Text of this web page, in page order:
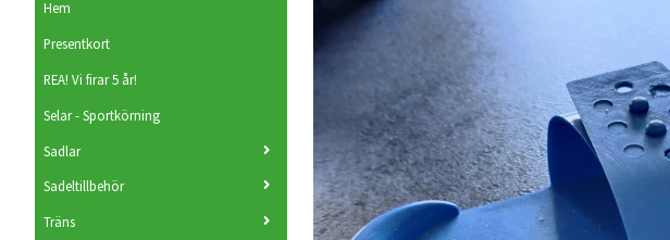
Hem
Presentkort
REA! Vi firar 5 år!
Selar - Sportkörning
Sadlar
Sadeltillbehör
Träns